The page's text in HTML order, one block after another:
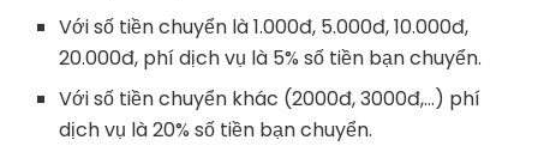
Với số tiền chuyển là 1.000đ, 5.000đ, 10.000đ,
20.000đ, phí dịch vụ là 5% số tiền bạn chuyển.
Với số tiền chuyển khác (2000đ, 3000đ,…) phí
dịch vụ là 20% số tiền bạn chuyển.